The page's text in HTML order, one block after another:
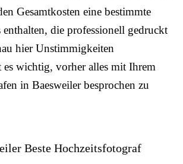
Gesamtkosten eine bestimmte
die professionell gedruckt
hier Unstimmigkeiten
es wichtig, vorher alles mit Ihrem
in Baesweiler besprochen zu